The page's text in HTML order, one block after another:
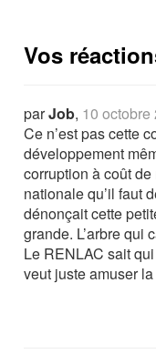
Vos
parJob, 10 octobre
Ce n’est pas cette
développement
corruption à coût
nationale qu’il faut
dénonçait cette
grande. L’arbre qui
Le RENLAC sait
veut juste amuser